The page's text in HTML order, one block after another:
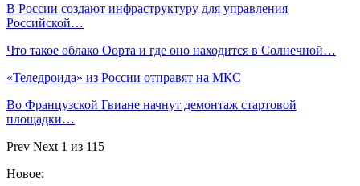
В России создают инфраструктуру для управления
Российской…
Что такое облако Оорта и где оно находится в Солнечной…
«Теледроида» из России отправят на МКС
Во Французской Гвиане начнут демонтаж стартовой
площадки…
Prev Next 1 из 115
Новое: